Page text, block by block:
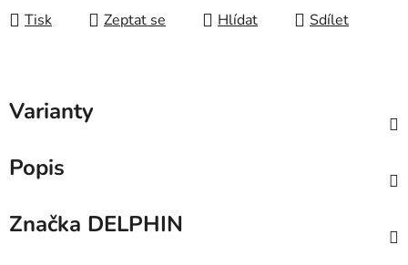
Tisk
Zeptat se Hlídat Sdílet
Varianty
Popis
Značka DELPHIN